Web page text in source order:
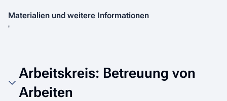
Materialien und weitere Informationen
'
Arbeitskreis: Betreuung von
Arbeiten